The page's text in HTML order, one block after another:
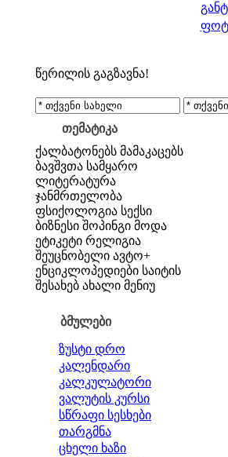
წერილის გაგზავნა!
თემატიკა
ქალბატონებს მამაკაცებს
ბავშვთა სამყარო
ლიტერატურა
ჯანმრთელობა
ფსიქოლოგია სექსი
ბიზნესი შოპინგი მოდა
ეტიკეტი რელიგია
შეუცნობელი ავტო+
ენციკლოპედიები საიტის
შესახებ ახალი მენიუ
ბმულები
ზუსტი დრო
კალენდარი
კალკულატორი
ვალუტის კურსი
სწრაფი სესხები
თარგმნა
ცხელი ხაზი